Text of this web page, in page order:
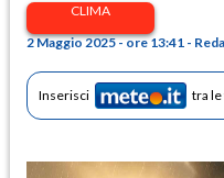
CLIMA
2 Maggio 2025 - ore 13:41 -
Inserisci tra